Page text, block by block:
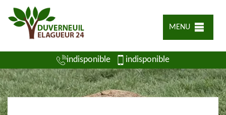
MENU
indisponible indisponible